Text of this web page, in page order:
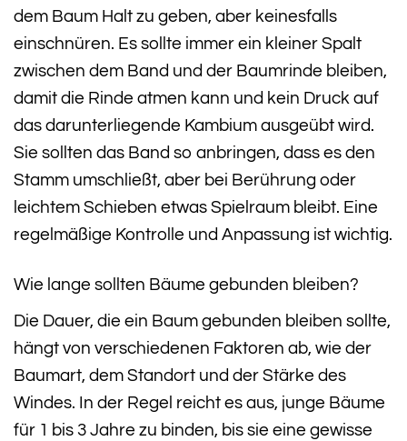
dem Baum Halt zu geben, aber keinesfalls
einschnüren. Es sollte immer ein kleiner Spalt
zwischen dem Band und der Baumrinde bleiben,
damit die Rinde atmen kann und kein Druck auf
das darunterliegende Kambium ausgeübt wird.
Sie sollten das Band so anbringen, dass es den
Stamm umschließt, aber bei Berührung oder
leichtem Schieben etwas Spielraum bleibt. Eine
regelmäßige Kontrolle und Anpassung ist wichtig.
Wie lange sollten Bäume gebunden bleiben?
Die Dauer, die ein Baum gebunden bleiben sollte,
hängt von verschiedenen Faktoren ab, wie der
Baumart, dem Standort und der Stärke des
Windes. In der Regel reicht es aus, junge Bäume
für 1 bis 3 Jahre zu binden, bis sie eine gewisse